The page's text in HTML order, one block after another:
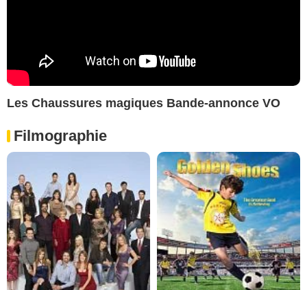
Les Chaussures magiques Bande-annonce VO
Filmographie